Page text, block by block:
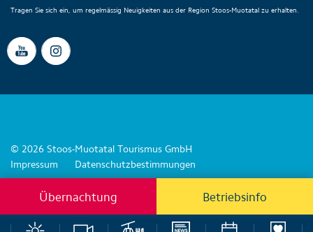
Übernachtung Betriebsinfo
Tragen Sie sich ein, um regelmässig Neuigkeiten aus der Region Stoos-Muotatal zu erhalten.
© 2026 Stoos-Muotatal Tourismus GmbH
Impressum
Datenschutzbestimmungen